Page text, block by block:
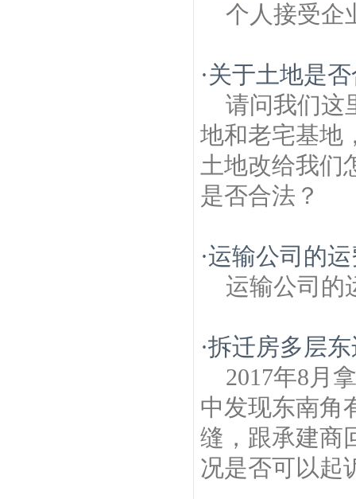
个人接受企
·关于土地是
请问我们这
地和老宅基地
土地改给我们
是否合法？
·运输公司的
运输公司的
·拆迁房多层
2017年8月
中发现东南角
缝，跟承建商
况是否可以起